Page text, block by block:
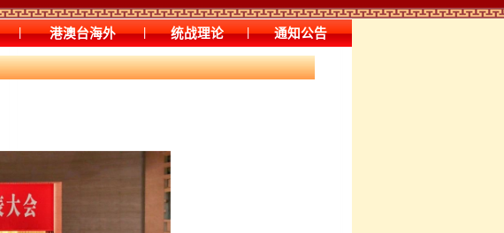
| 港澳台海外 | 统战理论 | 通知公告